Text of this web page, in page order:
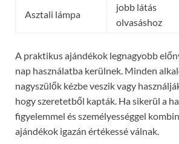
Asztali lámpa
jobb látás
olvasáshoz
A praktikus ajándékok legnagyobb
nap használatba kerülnek. Minden
nagyszülők kézbe veszik vagy
hogy szeretetből kapták. Ha sikerül a
figyelemmel és személyességgel
ajándékok igazán értékessé válnak.